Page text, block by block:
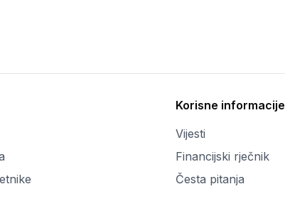
Korisne informacije
Vijesti
Financijski rječnik
Česta pitanja